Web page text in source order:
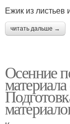
Ежик из листьев
читать дальше →
Осенние